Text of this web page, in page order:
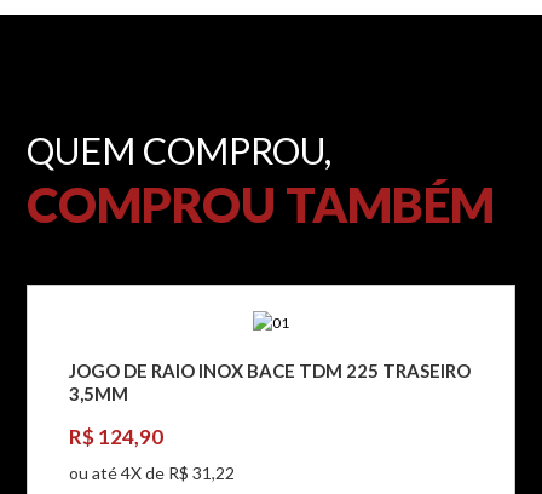
QUEM COMPROU,
COMPROU TAMBÉM
JOGO DE RAIO INOX BACE TDM 225 TRASEIRO
3,5MM
R$ 124,90
ou até 4X de R$ 31,22